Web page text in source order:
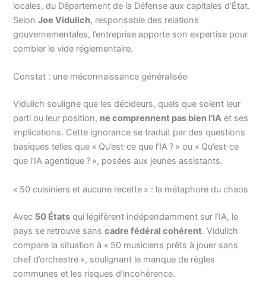
locales, du Département de la Défense aux capitales d’État.
SelonJoe Vidulich, responsable des relations
gouvernementales, l’entreprise apporte son expertise pour
combler le vide réglementaire.
Constat : une méconnaissance généralisée
Vidulich souligne que les décideurs, quels que soient leur
parti ou leur position, ne comprennent pas bien l’IA et ses
implications. Cette ignorance se traduit par des questions
basiques telles que « Qu’est‑ce que l’IA ? » ou « Qu’est‑ce
que l’IA agentique ? », posées aux jeunes assistants.
« 50 cuisiniers et aucune recette » : la métaphore du chaos
Avec 50 États qui légifèrent indépendamment sur l’IA, le
pays se retrouve sanscadre fédéral cohérent. Vidulich
compare la situation à « 50 musiciens prêts à jouer sans
chef d’orchestre », soulignant le manque de règles
communes et les risques d’incohérence.